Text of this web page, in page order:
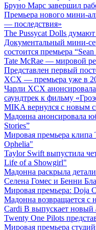
Бруно Марс завершил
Премьера нового мини-
— последствия»
The Pussycat Dolls
Документальный мини-
состоится премьера
Tate McRae — мировой
Представлен первый
XCX — премьера уже в
Чарли XCX
саундтрек к фильму
MIKA вернулся с новым
Мадонна анонсировала
Stories”
Мировая премьера
Ophelia"
Taylor Swift выпустила
Life of a Showgirl"
Мадонна раскрыла
Селена Гомес и Бенни
Мировая премьера: Doja
Мадонна возвращается с
Cardi B выпускает
Twenty One Pilots
Мировая премьера